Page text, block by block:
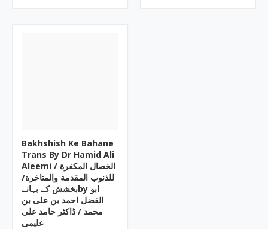
Bakhshish Ke Bahane
Trans By Dr Hamid Ali
Aleemi / الخصال المکفرة
للذنوب المقدمة والمتاخرة/
بخشش کے بہانےby ابو
الفضل احمد بن علی بن
محمد / ڈاکٹر حامد علی
علیمی